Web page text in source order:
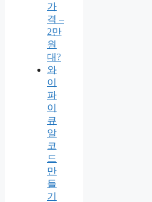
가
격 –
2만
원
대?
와
이
파
이
큐
알
코
드
만
들
기